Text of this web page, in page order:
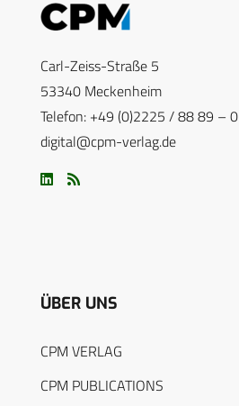
Carl-Zeiss-Straße 5
53340 Meckenheim
Telefon: +49 (0)2225 / 88 89 – 0
digital@cpm-verlag.de
ÜBER UNS
CPM VERLAG
CPM PUBLICATIONS